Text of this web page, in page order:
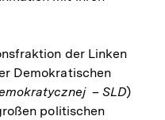
der Linken
Demokratischen
–SLD)
politischen